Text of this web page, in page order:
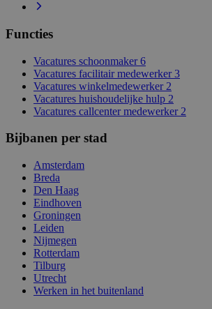
Functies
Vacatures schoonmaker 6
Vacatures facilitair medewerker 3
Vacatures winkelmedewerker 2
Vacatures huishoudelijke hulp 2
Vacatures callcenter medewerker 2
Bijbanen per stad
Amsterdam
Breda
Den Haag
Eindhoven
Groningen
Leiden
Nijmegen
Rotterdam
Tilburg
Utrecht
Werken in het buitenland